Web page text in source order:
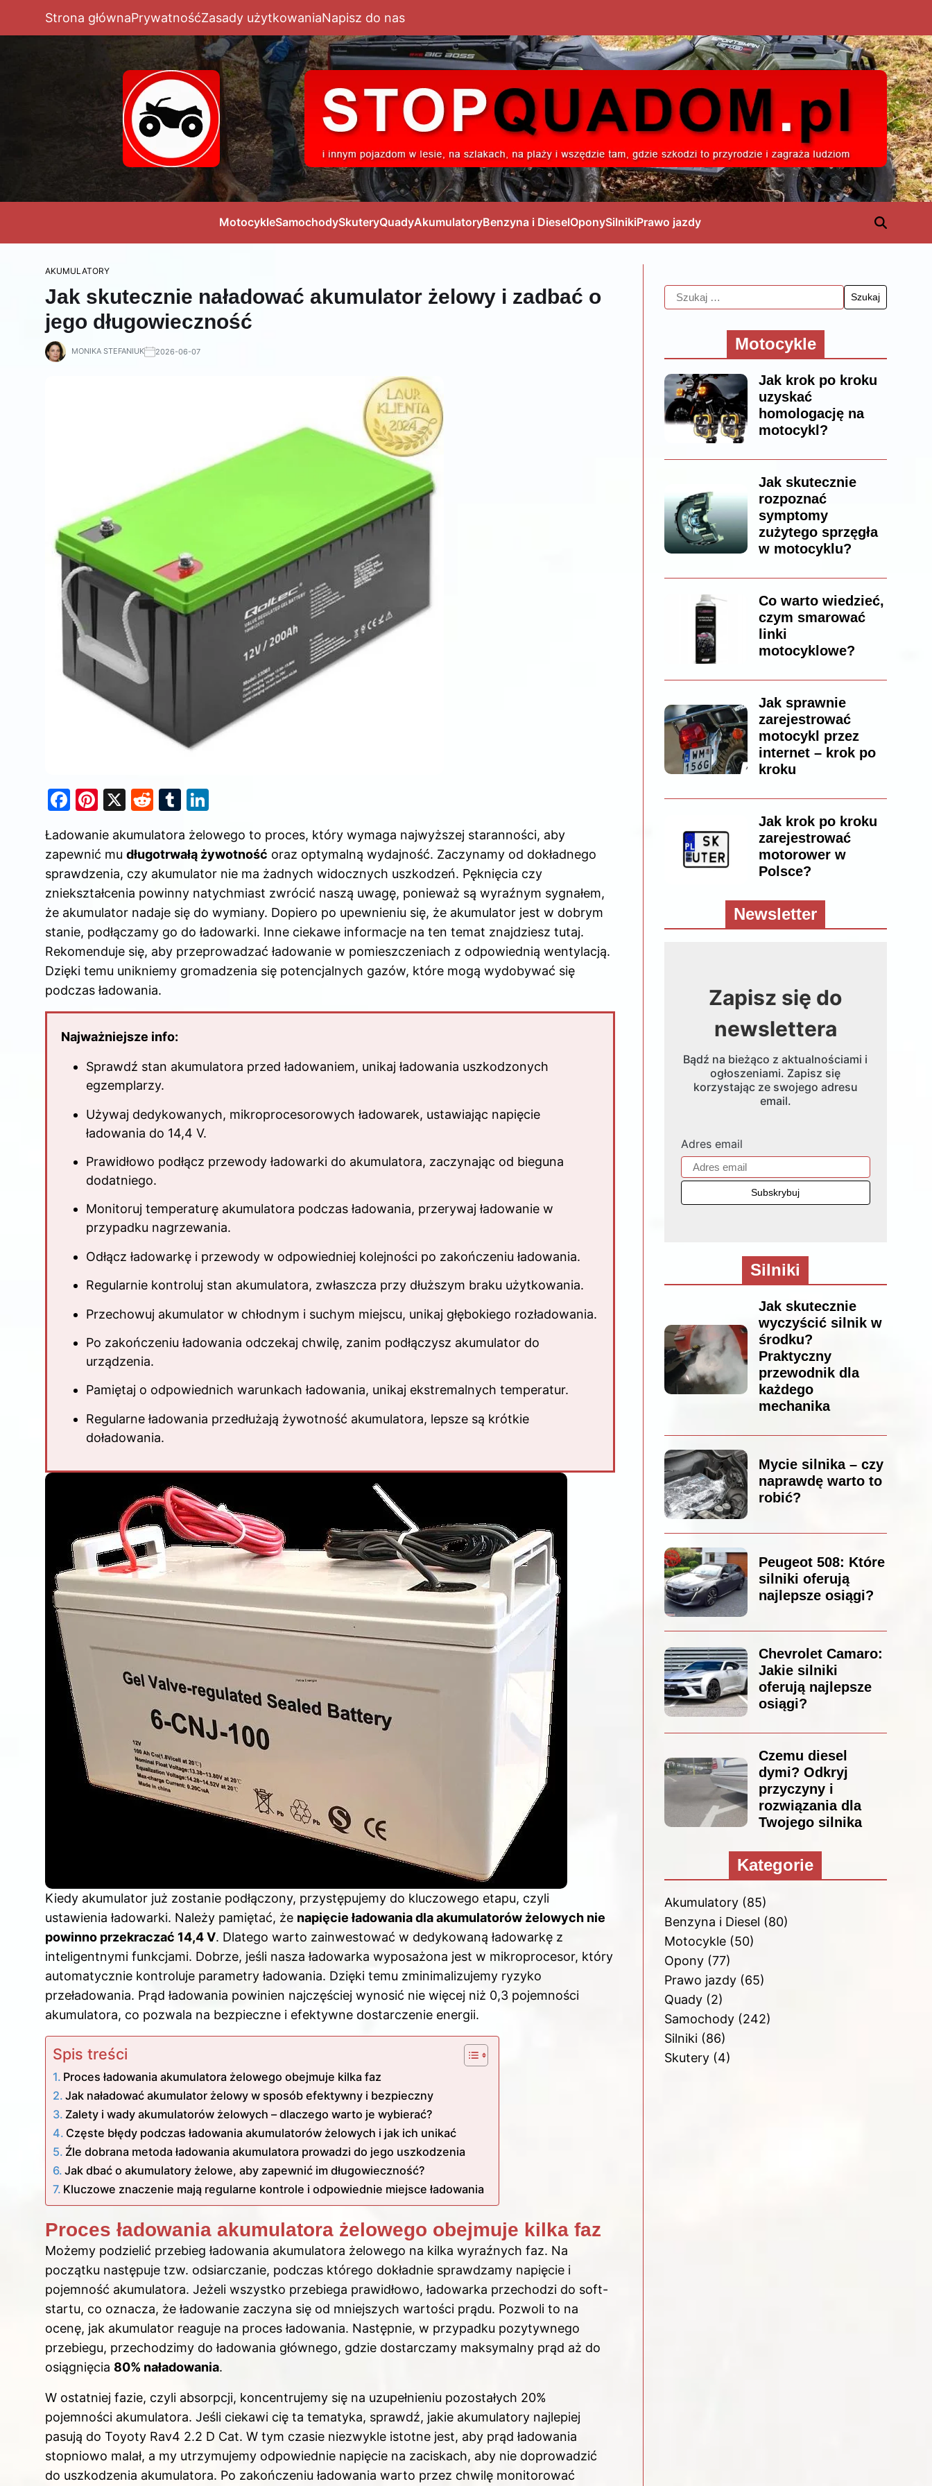
Strona głównaPrywatnośćZasady użytkowaniaNapisz do nas
MotocykleSamochodySkuteryQuadyAkumulatoryBenzyna i DieselOponySilnikiPrawo jazdy
AKUMULATORY
Jak skutecznie naładować akumulator żelowy i zadbać o
jego długowieczność
MONIKA STEFANIUK 2026-06-07
F
c
e
b
o
o
k
Pi
er
e
st
X
R
d
di
t
T
m
bl
r
k
e
dI
n
Ładowanie akumulatora żelowego to proces, który wymaga najwyższej staranności, aby
zapewnić mu długotrwałą żywotność oraz optymalną wydajność. Zaczynamy od dokładnego
sprawdzenia, czy akumulator nie ma żadnych widocznych uszkodzeń. Pęknięcia czy
zniekształcenia powinny natychmiast zwrócić naszą uwagę, ponieważ są wyraźnym sygnałem,
że akumulator nadaje się do wymiany. Dopiero po upewnieniu się, że akumulator jest w dobrym
stanie, podłączamy go do ładowarki. Inne ciekawe informacje na ten temat znajdziesz tutaj.
Rekomenduje się, aby przeprowadzać ładowanie w pomieszczeniach z odpowiednią wentylacją.
Dzięki temu unikniemy gromadzenia się potencjalnych gazów, które mogą wydobywać się
podczas ładowania.
Najważniejsze info:
Sprawdź stan akumulatora przed ładowaniem, unikaj ładowania uszkodzonych
egzemplarzy.
Używaj dedykowanych, mikroprocesorowych ładowarek, ustawiając napięcie
ładowania do 14,4 V.
Prawidłowo podłącz przewody ładowarki do akumulatora, zaczynając od bieguna
dodatniego.
Monitoruj temperaturę akumulatora podczas ładowania, przerywaj ładowanie w
przypadku nagrzewania.
Odłącz ładowarkę i przewody w odpowiedniej kolejności po zakończeniu ładowania.
Regularnie kontroluj stan akumulatora, zwłaszcza przy dłuższym braku użytkowania.
Przechowuj akumulator w chłodnym i suchym miejscu, unikaj głębokiego rozładowania.
Po zakończeniu ładowania odczekaj chwilę, zanim podłączysz akumulator do
urządzenia.
Pamiętaj o odpowiednich warunkach ładowania, unikaj ekstremalnych temperatur.
Regularne ładowania przedłużają żywotność akumulatora, lepsze są krótkie
doładowania.
Kiedy akumulator już zostanie podłączony, przystępujemy do kluczowego etapu, czyli
ustawienia ładowarki. Należy pamiętać, że napięcie ładowania dla akumulatorów żelowych nie
powinno przekraczać 14,4 V. Dlatego warto zainwestować w dedykowaną ładowarkę z
inteligentnymi funkcjami. Dobrze, jeśli nasza ładowarka wyposażona jest w mikroprocesor, który
automatycznie kontroluje parametry ładowania. Dzięki temu zminimalizujemy ryzyko
przeładowania. Prąd ładowania powinien najczęściej wynosić nie więcej niż 0,3 pojemności
akumulatora, co pozwala na bezpieczne i efektywne dostarczenie energii.
Spis treści
Proces ładowania akumulatora żelowego obejmuje kilka faz
Jak naładować akumulator żelowy w sposób efektywny i bezpieczny
Zalety i wady akumulatorów żelowych – dlaczego warto je wybierać?
Częste błędy podczas ładowania akumulatorów żelowych i jak ich unikać
Źle dobrana metoda ładowania akumulatora prowadzi do jego uszkodzenia
Jak dbać o akumulatory żelowe, aby zapewnić im długowieczność?
Kluczowe znaczenie mają regularne kontrole i odpowiednie miejsce ładowania
Proces ładowania akumulatora żelowego obejmuje kilka faz
Możemy podzielić przebieg ładowania akumulatora żelowego na kilka wyraźnych faz. Na
początku następuje tzw. odsiarczanie, podczas którego dokładnie sprawdzamy napięcie i
pojemność akumulatora. Jeżeli wszystko przebiega prawidłowo, ładowarka przechodzi do soft-
startu, co oznacza, że ładowanie zaczyna się od mniejszych wartości prądu. Pozwoli to na
ocenę, jak akumulator reaguje na proces ładowania. Następnie, w przypadku pozytywnego
przebiegu, przechodzimy do ładowania głównego, gdzie dostarczamy maksymalny prąd aż do
osiągnięcia 80% naładowania.
W ostatniej fazie, czyli absorpcji, koncentrujemy się na uzupełnieniu pozostałych 20%
pojemności akumulatora. Jeśli ciekawi cię ta tematyka, sprawdź, jakie akumulatory najlepiej
pasują do Toyoty Rav4 2.2 D Cat. W tym czasie niezwykle istotne jest, aby prąd ładowania
stopniowo malał, a my utrzymujemy odpowiednie napięcie na zaciskach, aby nie doprowadzić
do uszkodzenia akumulatora. Po zakończeniu ładowania warto przez chwilę monitorować
Motocykle
Jak krok po kroku
uzyskać
homologację na
motocykl?
Jak skutecznie
rozpoznać
symptomy
zużytego sprzęgła
w motocyklu?
Co warto wiedzieć,
czym smarować
linki
motocyklowe?
Jak sprawnie
zarejestrować
motocykl przez
internet – krok po
kroku
Jak krok po kroku
zarejestrować
motorower w
Polsce?
Newsletter
Zapisz się do
newslettera
Bądź na bieżąco z aktualnościami i
ogłoszeniami. Zapisz się
korzystając ze swojego adresu
email.
Adres email
Silniki
Jak skutecznie
wyczyścić silnik w
środku?
Praktyczny
przewodnik dla
każdego
mechanika
Mycie silnika – czy
naprawdę warto to
robić?
Peugeot 508: Które
silniki oferują
najlepsze osiągi?
Chevrolet Camaro:
Jakie silniki
oferują najlepsze
osiągi?
Czemu diesel
dymi? Odkryj
przyczyny i
rozwiązania dla
Twojego silnika
Kategorie
Akumulatory(85)
Benzyna i Diesel (80)
Motocykle(50)
Opony(77)
Prawo jazdy(65)
Quady(2)
Samochody(242)
Silniki(86)
Skutery(4)